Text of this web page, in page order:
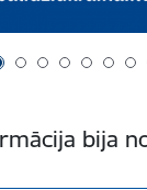
bija